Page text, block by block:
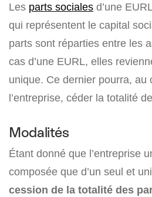
Les parts sociales d’une
qui représentent le capital
parts sont réparties entre les
cas d’une EURL, elles
unique. Ce dernier pourra, au
l’entreprise, céder la totalité
Modalités
Étant donné que l’entreprise
composée que d’un seul et
cession de la totalité des